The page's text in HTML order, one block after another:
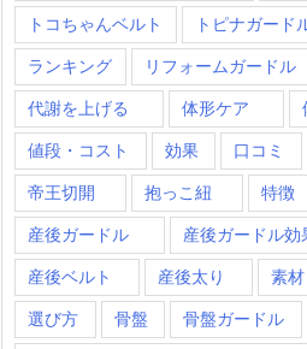
トコちゃんベルト トピナガード
ランキング リフォームガードル
代謝を上げる 体形ケア
値段・コスト 効果 口コミ
帝王切開 抱っこ紐 特徴
産後ガードル 産後ガードル効
産後ベルト 産後太り 素材
選び方 骨盤 骨盤ガードル